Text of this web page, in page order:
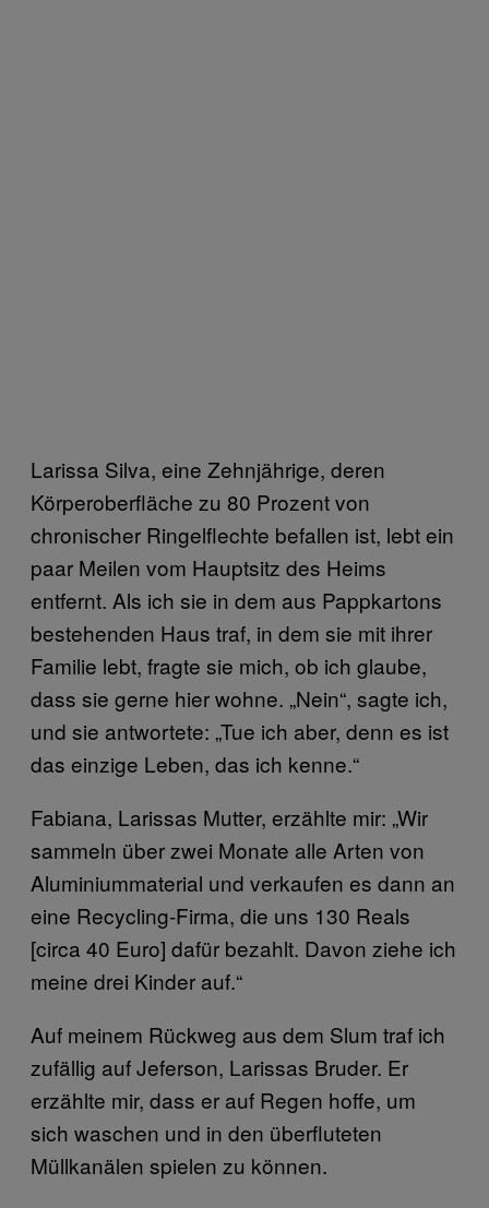
Larissa Silva, eine Zehnjährige, deren
Körperoberfläche zu 80 Prozent von
chronischer Ringelflechte befallen ist, lebt ein
paar Meilen vom Hauptsitz des Heims
entfernt. Als ich sie in dem aus Pappkartons
bestehenden Haus traf, in dem sie mit ihrer
Familie lebt, fragte sie mich, ob ich glaube,
dass sie gerne hier wohne. „Nein“, sagte ich,
und sie antwortete: „Tue ich aber, denn es ist
das einzige Leben, das ich kenne.“
Fabiana, Larissas Mutter, erzählte mir: „Wir
sammeln über zwei Monate alle Arten von
Aluminiummaterial und verkaufen es dann an
eine Recycling-Firma, die uns 130 Reals
[circa 40 Euro] dafür bezahlt. Davon ziehe ich
meine drei Kinder auf.“
Auf meinem Rückweg aus dem Slum traf ich
zufällig auf Jeferson, Larissas Bruder. Er
erzählte mir, dass er auf Regen hoffe, um
sich waschen und in den überfluteten
Müllkanälen spielen zu können.